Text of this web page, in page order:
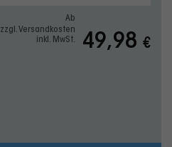
Ab
zzgl. Versandkosten
inkl. MwSt.
49,98 €